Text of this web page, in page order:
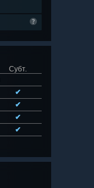
Субт.
✔
✔
✔
✔